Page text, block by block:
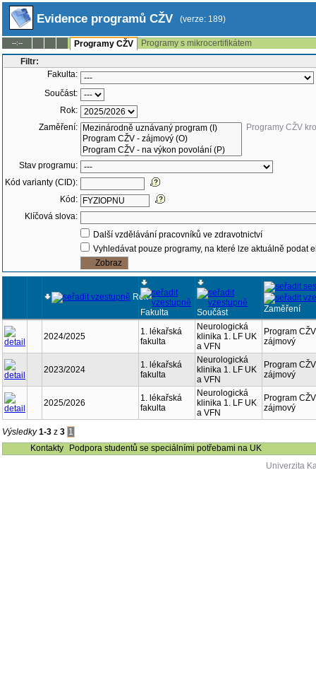
Evidence programů CŽV (verze: 189)
--:-- Programy CŽV
Programy s mikrocertifikátem
Filtr:
Fakulta:
Součást:
Rok:
Zaměření:
Programy CŽV
Stav programu:
Kód varianty (CID):
Kód:
Klíčová slova:
Další vzdělávání pracovníků ve zdravotnictví
Vyhledávat pouze programy, na které lze aktuálně podat
Rok
Fakulta
Součást Zaměření
2024/2025
1. lékařská
fakulta
Neurologická
klinika 1. LF UK
a VFN
Program
zájmový
2023/2024
1. lékařská
fakulta
Neurologická
klinika 1. LF UK
a VFN
Program
zájmový
2025/2026
1. lékařská
fakulta
Neurologická
klinika 1. LF UK
a VFN
Program
zájmový
Výsledky1-3 z 3 1
Kontakty
Podpora studentů se speciálními potřebami na UK
Univerzita